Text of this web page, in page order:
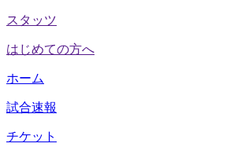
スタッツ
はじめての方へ
ホーム
試合速報
チケット